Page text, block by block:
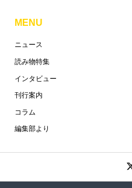
MENU
ニュース
読み物特集
インタビュー
刊行案内
コラム
編集部より